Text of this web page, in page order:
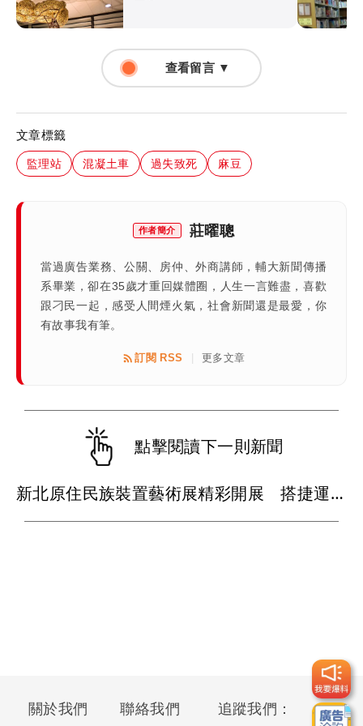
查看留言 ▼
文章標籤
監理站 混凝土車 過失致死 麻豆
作者簡介 莊曜聰
當過廣告業務、公關、房仲、外商講師，輔大新聞傳播
系畢業，卻在35歲才重回媒體圈，人生一言難盡，喜歡
跟刁民一起，感受人間煙火氣，社會新聞還是最愛，你
有故事我有筆。
訂閱 RSS 更多文章
點擊閱讀下一則新聞
新北原住民族裝置藝術展精彩開展 搭捷運輕鬆看
關於我們 聯絡我們 追蹤我們：